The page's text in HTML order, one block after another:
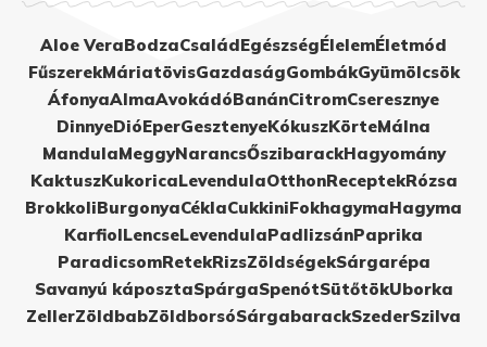
Aloe VeraBodzaCsaládEgészségÉlelemÉletmód
FűszerekMáriatövisGazdaságGombákGyümölcsök
ÁfonyaAlmaAvokádóBanánCitromCseresznye
DinnyeDióEperGesztenyeKókuszKörteMálna
MandulaMeggyNarancsŐszibarackHagyomány
KaktuszKukoricaLevendulaOtthonReceptekRózsa
BrokkoliBurgonyaCéklaCukkiniFokhagymaHagyma
KarfiolLencseLevendulaPadlizsánPaprika
ParadicsomRetekRizsZöldségekSárgarépa
Savanyú káposztaSpárgaSpenótSütőtökUborka
ZellerZöldbabZöldborsóSárgabarackSzederSzilva